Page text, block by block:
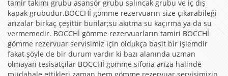
tamir takımı grubu asansör grubu salıncak grubu ve iç dış
kapak grubudur.BOCCHİ gömme rezervuarın size çıkarabileği
arızalar birkaç çeşittir bunlar;su akıtma su kaçırma ya da su
vermemedir. BOCCHİ gömme rezervuarların tamiri BOCCHİ
gömme rezervuar servisimiz için oldukça basit bir işlemdir
fakat şöyle de bir durum vardır ki bazı alanında uzman
olmayan tesisatçılar BOCCHİ gömme sifona arıza halinde